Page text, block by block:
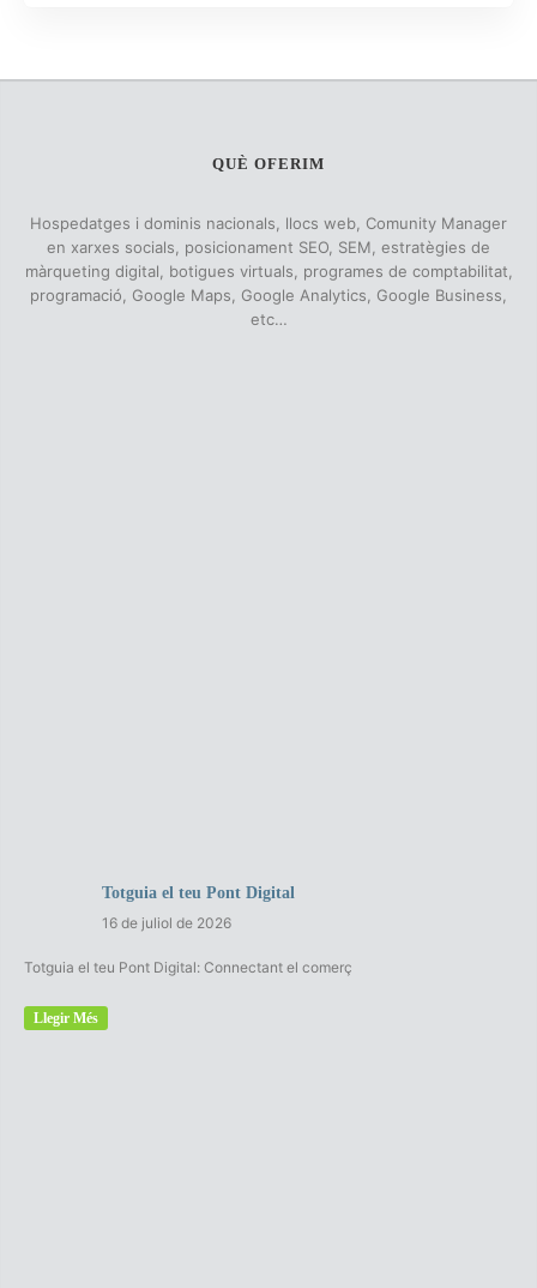
QUÈ OFERIM
Hospedatges i dominis nacionals, llocs web, Comunity Manager
en xarxes socials, posicionament SEO, SEM, estratègies de
màrqueting digital, botigues virtuals, programes de comptabilitat,
programació, Google Maps, Google Analytics, Google Business,
etc…
Totguia el teu Pont Digital
16 de juliol de 2026
Totguia el teu Pont Digital: Connectant el comerç
Llegir Més